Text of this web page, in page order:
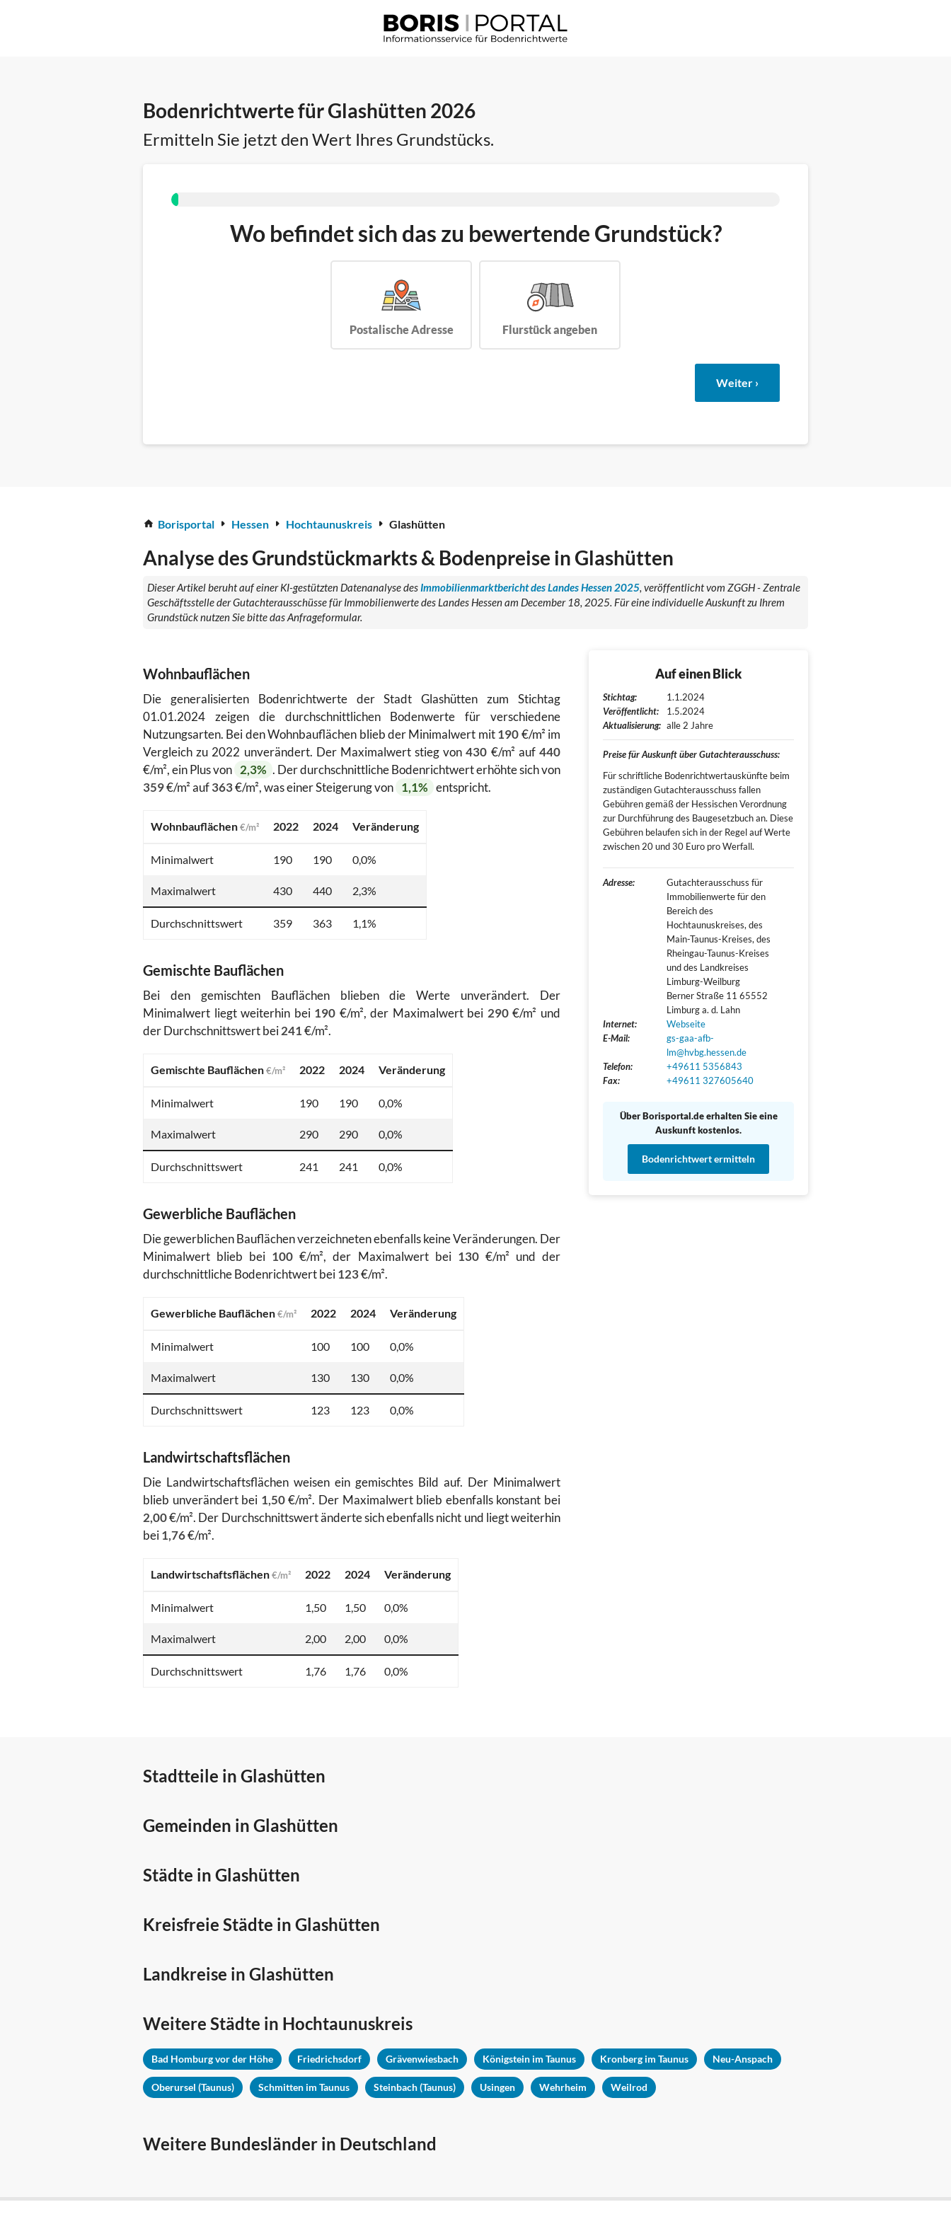
Bodenrichtwerte für Glashütten 2026
Ermitteln Sie jetzt den Wert Ihres Grundstücks.
Wo befindet sich das zu bewertende Grundstück?
Postalische Adresse Flurstück angeben
Weiter ›
Borisportal Hessen Hochtaunuskreis Glashütten
Analyse des Grundstückmarkts & Bodenpreise in Glashütten
Dieser Artikel beruht auf einer KI-gestützten Datenanalyse des Immobilienmarktbericht des Landes Hessen 2025, veröffentlicht vom ZGGH - Zentrale
Geschäftsstelle der Gutachterausschüsse für Immobilienwerte des Landes Hessen am December 18, 2025. Für eine individuelle Auskunft zu Ihrem
Grundstück nutzen Sie bitte das Anfrageformular.
Wohnbauflächen
Die generalisierten Bodenrichtwerte der Stadt Glashütten zum Stichtag
01.01.2024 zeigen die durchschnittlichen Bodenwerte für verschiedene
Nutzungsarten. Bei den Wohnbauflächen blieb der Minimalwert mit190€/m² im
Vergleich zu 2022 unverändert. Der Maximalwert stieg von430 €/m² auf440
€/m², ein Plus von 2,3% . Der durchschnittliche Bodenrichtwert erhöhte sich von
359€/m² auf363€/m², was einer Steigerung von 1,1% entspricht.
Wohnbauflächen€/m² 2022 2024 Veränderung
Minimalwert 190 190 0,0%
Maximalwert 430 440 2,3%
Durchschnittswert 359 363 1,1%
Gemischte Bauflächen
Bei den gemischten Bauflächen blieben die Werte unverändert. Der
Minimalwert liegt weiterhin bei 190 €/m², der Maximalwert bei 290€/m² und
der Durchschnittswert bei241€/m².
Gemischte Bauflächen€/m² 2022 2024 Veränderung
Minimalwert 190 190 0,0%
Maximalwert 290 290 0,0%
Durchschnittswert 241 241 0,0%
Gewerbliche Bauflächen
Die gewerblichen Bauflächen verzeichneten ebenfalls keine Veränderungen. Der
Minimalwert blieb bei 100 €/m², der Maximalwert bei 130€/m² und der
durchschnittliche Bodenrichtwert bei123€/m².
Gewerbliche Bauflächen€/m² 2022 2024 Veränderung
Minimalwert 100 100 0,0%
Maximalwert 130 130 0,0%
Durchschnittswert 123 123 0,0%
Landwirtschaftsflächen
Die Landwirtschaftsflächen weisen ein gemischtes Bild auf. Der Minimalwert
blieb unverändert bei 1,50€/m². Der Maximalwert blieb ebenfalls konstant bei
2,00€/m². Der Durchschnittswert änderte sich ebenfalls nicht und liegt weiterhin
bei1,76€/m².
Landwirtschaftsflächen€/m² 2022 2024 Veränderung
Minimalwert 1,50 1,50 0,0%
Maximalwert 2,00 2,00 0,0%
Durchschnittswert 1,76 1,76 0,0%
Auf einen Blick
Stichtag:
1.1.2024
Veröffentlicht:
1.5.2024
Aktualisierung: alle 2 Jahre
Preise für Auskunft über Gutachterausschuss:
Für schriftliche Bodenrichtwertauskünfte beim
zuständigen Gutachterausschuss fallen
Gebühren gemäß der Hessischen Verordnung
zur Durchführung des Baugesetzbuch an. Diese
Gebühren belaufen sich in der Regel auf Werte
zwischen 20 und 30 Euro pro Werfall.
Adresse:
Gutachterausschuss für
Immobilienwerte für den
Bereich des
Hochtaunuskreises, des
Main-Taunus-Kreises, des
Rheingau-Taunus-Kreises
und des Landkreises
Limburg-Weilburg
Berner Straße 11 65552
Limburg a. d. Lahn
Internet:
Webseite
E-Mail:
gs-gaa-afb-
lm@hvbg.hessen.de
Telefon:
+49611 5356843
Fax:
+49611 327605640
Über Borisportal.de erhalten Sie eine
Auskunft kostenlos.
Bodenrichtwert ermitteln
Stadtteile in Glashütten
Gemeinden in Glashütten
Städte in Glashütten
Kreisfreie Städte in Glashütten
Landkreise in Glashütten
Weitere Städte in Hochtaunuskreis
Bad Homburg vor der Höhe Friedrichsdorf Grävenwiesbach Königstein im Taunus Kronberg im Taunus Neu-Anspach
Oberursel (Taunus) Schmitten im Taunus Steinbach (Taunus) Usingen Wehrheim Weilrod
Weitere Bundesländer in Deutschland